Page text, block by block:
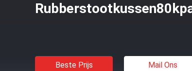
Beste Prijs Mail Ons